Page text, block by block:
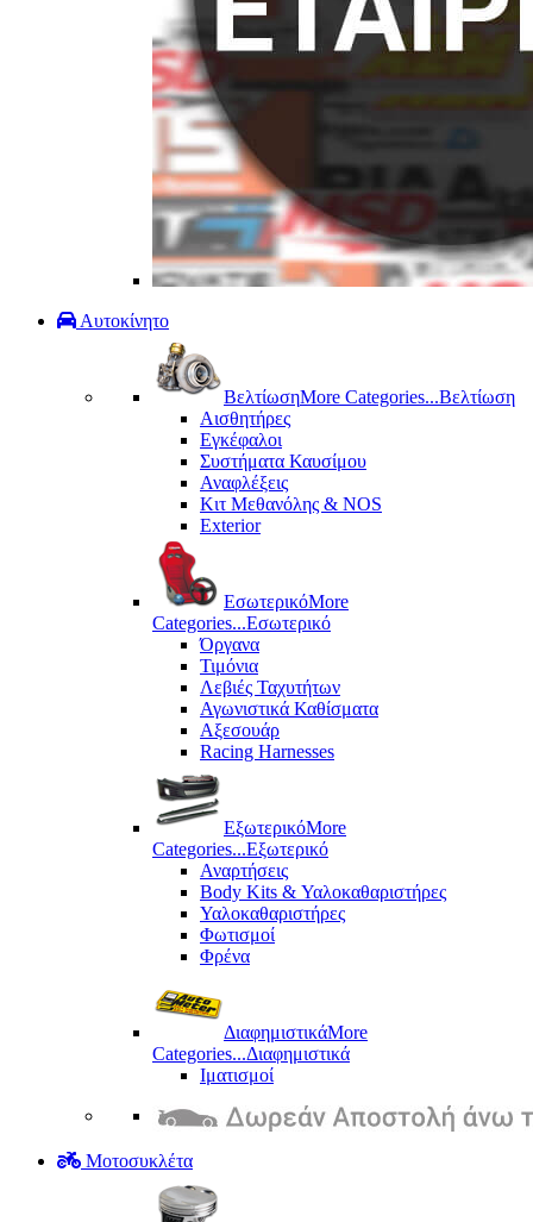
Αυτοκίνητο
ΒελτίωσηMore Categories...Βελτίωση
Αισθητήρες
Εγκέφαλοι
Συστήματα Καυσίμου
Αναφλέξεις
Κιτ Μεθανόλης & ΝΟS
Exterior
ΕσωτερικόMore
Categories...Εσωτερικό
Όργανα
Τιμόνια
Λεβιές Ταχυτήτων
Αγωνιστικά Καθίσματα
Αξεσουάρ
Racing Harnesses
ΕξωτερικόMore
Categories...Εξωτερικό
Αναρτήσεις
Body Kits & Υαλοκαθαριστήρες
Υαλοκαθαριστήρες
Φωτισμοί
Φρένα
ΔιαφημιστικάMore
Categories...Διαφημιστικά
Ιματισμοί
Μοτοσυκλέτα